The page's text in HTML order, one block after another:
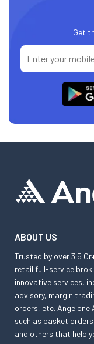
Get
ABOUT US
Trusted by over 3.5
retail full-service
innovative services,
advisory, margin
orders, etc.
such as basket
and others that help